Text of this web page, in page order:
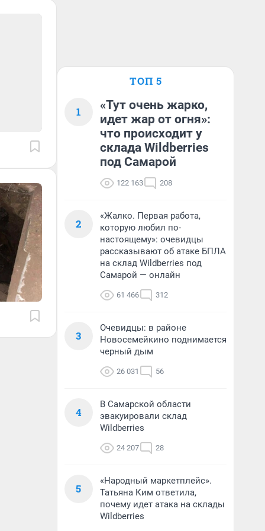
ТОП 5
1
«Тут очень жарко,
идет жар от огня»:
что происходит у
склада Wildberries
под Самарой
122 163 208
2
«Жалко. Первая работа,
которую любил по-
настоящему»: очевидцы
рассказывают об атаке БПЛА
на склад Wildberries под
Самарой — онлайн
61 466 312
3
Очевидцы: в районе
Новосемейкино поднимается
черный дым
26 031 56
4
В Самарской области
эвакуировали склад
Wildberries
24 207 28
5
«Народный маркетплейс».
Татьяна Ким ответила,
почему идет атака на склады
Wildberries